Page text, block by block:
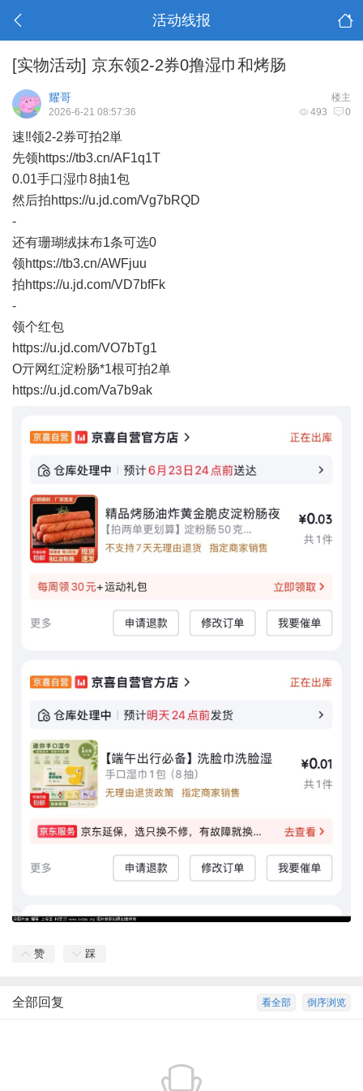
活动线报
[实物活动] 京东领2-2券0撸湿巾和烤肠
楼主
耀哥
493 0
2026-6-21 08:57:36
速‼领2-2券可拍2単
先领https://tb3.cn/AF1q1T
0.01手口湿巾8抽1包
然后拍https://u.jd.com/Vg7bRQD
-
还有珊瑚绒抹布1条可选0
领https://tb3.cn/AWFjuu
拍https://u.jd.com/VD7bfFk
​-
​领个红包
https://u.jd.com/VO7bTg1
O亓网红淀粉肠*1根可拍2单
https://u.jd.com/Va7b9ak
赞 踩
倒序浏览
看全部
全部回复